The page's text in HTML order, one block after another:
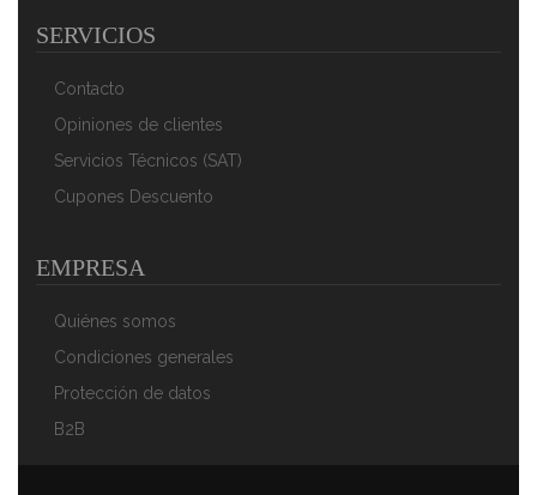
Inducción, Antiadherente PIEDRA
AÑADIR AL CARRITO
Cm, Inducción, Antiadherente PIEDRA Libre De PFOA
SERVICIOS
Contacto
Opiniones de clientes
Servicios Técnicos (SAT)
Cupones Descuento
EMPRESA
Quiénes somos
Condiciones generales
Protección de datos
B2B